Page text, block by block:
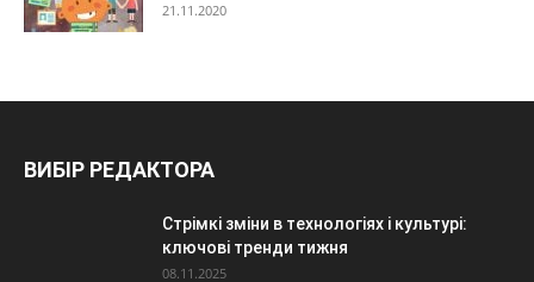
21.11.2020
ВИБІР РЕДАКТОРА
Стрімкі зміни в технологіях і культурі:
ключові тренди тижня
08.11.2025